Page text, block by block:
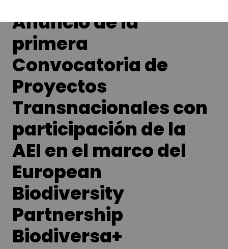
Anuncio de la
primera
Convocatoria de
Proyectos
Transnacionales con
participación de la
AEI en el marco del
European
Biodiversity
Partnership
Biodiversa+